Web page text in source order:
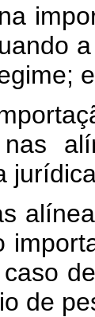
e
nas
de